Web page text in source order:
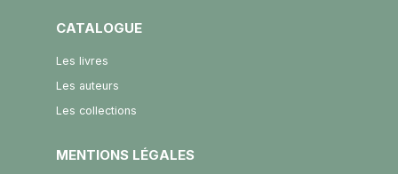
CATALOGUE
Les livres
Les auteurs
Les collections
MENTIONS LÉGALES